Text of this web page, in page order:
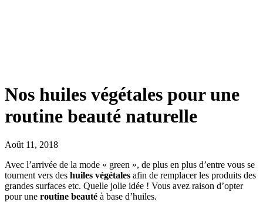
Nos huiles végétales pour une
routine beauté naturelle
Août 11, 2018
Avec l’arrivée de la mode « green », de plus en plus d’entre vous se
tournent vers des huiles végétales afin de remplacer les produits des
grandes surfaces etc. Quelle jolie idée ! Vous avez raison d’opter
pour une routine beauté à base d’huiles.